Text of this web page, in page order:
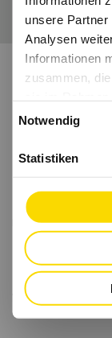
unsere
Analysen
Informationen
zusammen,
haben.
Notwendig
Statistiken